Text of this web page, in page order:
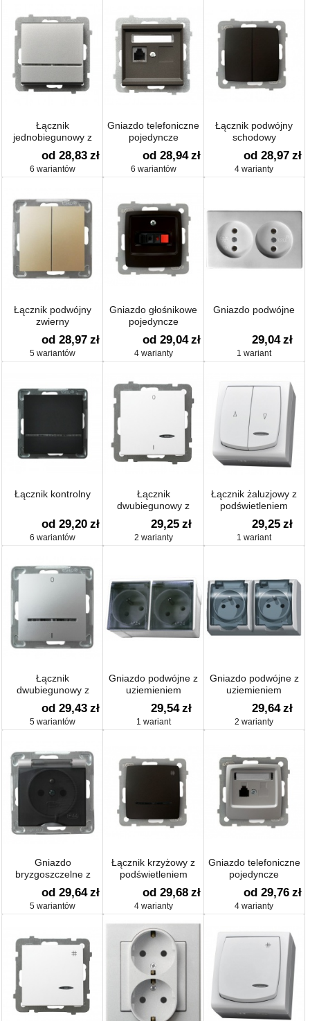
Łącznik
jednobiegunowy z
podświetleniem
od 28,83 zł
6 wariantów
Gniazdo telefoniczne
pojedyncze
od 28,94 zł
6 wariantów
Łącznik podwójny
schodowy
od 28,97 zł
4 warianty
Łącznik podwójny
zwierny
od 28,97 zł
5 wariantów
Gniazdo głośnikowe
pojedyncze
od 29,04 zł
4 warianty
Gniazdo podwójne
29,04 zł
1 wariant
Łącznik kontrolny
od 29,20 zł
6 wariantów
Łącznik
dwubiegunowy z
podświetleniem
29,25 zł
2 warianty
Łącznik żaluzjowy z
podświetleniem
29,25 zł
1 wariant
Łącznik
dwubiegunowy z
podświetleniem
od 29,43 zł
5 wariantów
Gniazdo podwójne z
uziemieniem
29,54 zł
1 wariant
Gniazdo podwójne z
uziemieniem
29,64 zł
2 warianty
Gniazdo
bryzgoszczelne z
uziemieniem IP-44
od 29,64 zł
5 wariantów
Łącznik krzyżowy z
podświetleniem
od 29,68 zł
4 warianty
Gniazdo telefoniczne
pojedyncze
od 29,76 zł
4 warianty